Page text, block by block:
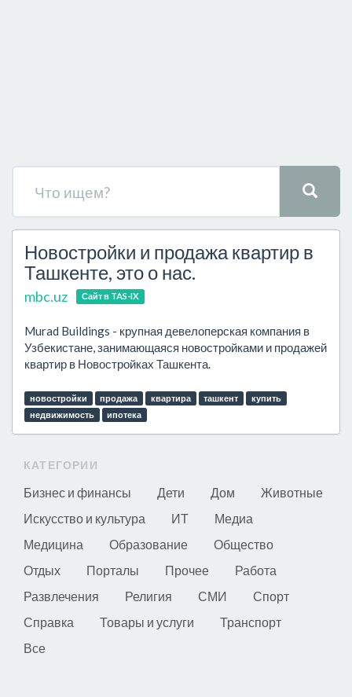
Новостройки и продажа квартир в
Ташкенте, это о нас.
mbc.uz Сайт в TAS-IX
Murad Buildings - крупная девелоперская компания в
Узбекистане, занимающаяся новостройками и продажей
квартир в Новостройках Ташкента.
новостройки продажа квартира ташкент
купить
недвижимость
ипотека
КАТЕГОРИИ
Бизнес и финансы Дети Дом
Животные
Искусство и культура
ИТ
Медиа
Медицина
Образование
Общество
Отдых
Порталы Прочее
Работа
Развлечения
Религия СМИ
Спорт
Справка
Товары и услуги
Транспорт
Все